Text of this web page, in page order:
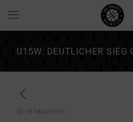
U15W: DEUTLICHER SIEG
19. März 2015